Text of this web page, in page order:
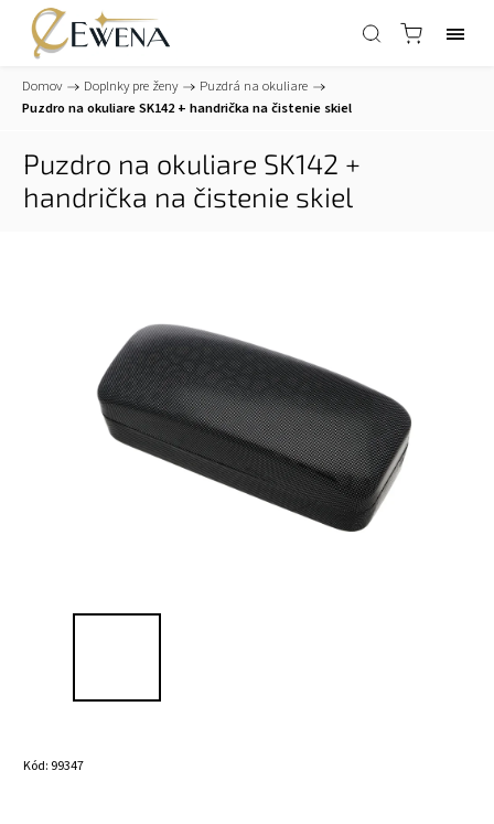
Domov / Doplnky pre ženy / Puzdrá na okuliare /
Puzdro na okuliare SK142+ handrička na čistenie skiel
Puzdro na okuliare SK142 +
handrička na čistenie skiel
Kód: 99347